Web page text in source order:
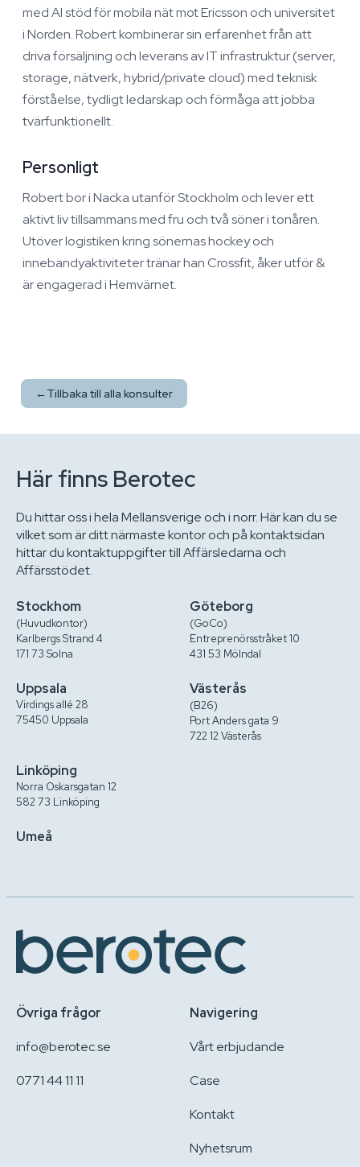
med AI stöd för mobila nät mot Ericsson och universitet
i Norden. Robert kombinerar sin erfarenhet från att
driva försäljning och leverans av IT infrastruktur (server,
storage, nätverk, hybrid/private cloud) med teknisk
förståelse, tydligt ledarskap och förmåga att jobba
tvärfunktionellt.
Personligt
Robert bor i Nacka utanför Stockholm och lever ett
aktivt liv tillsammans med fru och två söner i tonåren.
Utöver logistiken kring sönernas hockey och
innebandyaktiviteter tränar han Crossfit, åker utför &
är engagerad i Hemvärnet.
← Tillbaka till alla konsulter
Här finns Berotec
Du hittar oss i hela Mellansverige och i norr. Här kan du se
vilket som är ditt närmaste kontor och på kontaktsidan
hittar du kontaktuppgifter till Affärsledarna och
Affärsstödet.
Stockhom
(Huvudkontor)
Karlbergs Strand 4
171 73 Solna
Uppsala
Virdings allé 28
75450 Uppsala
Göteborg
(GoCo)
Entreprenörsstråket 10
431 53 Mölndal
Västerås
(B26)
Port Anders gata 9
722 12 Västerås
Linköping
Norra Oskarsgatan 12
582 73 Linköping
Umeå
Övriga frågor
info@berotec.se
0771 44 11 11
Navigering
Vårt erbjudande
Case
Kontakt
Nyhetsrum